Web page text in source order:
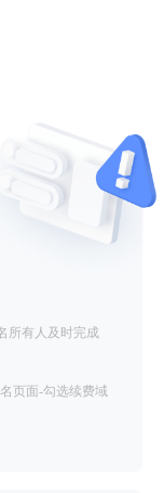
所有人及时完成
页面-勾选续费域